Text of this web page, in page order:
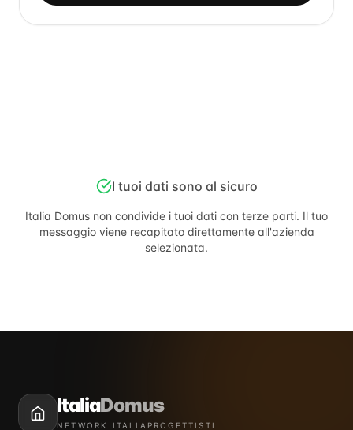
I tuoi dati sono al sicuro
Italia Domus non condivide i tuoi dati con terze parti. Il tuo
messaggio viene recapitato direttamente all'azienda
selezionata.
ItaliaDomus
NETWORK ITALIAPROGETTISTI